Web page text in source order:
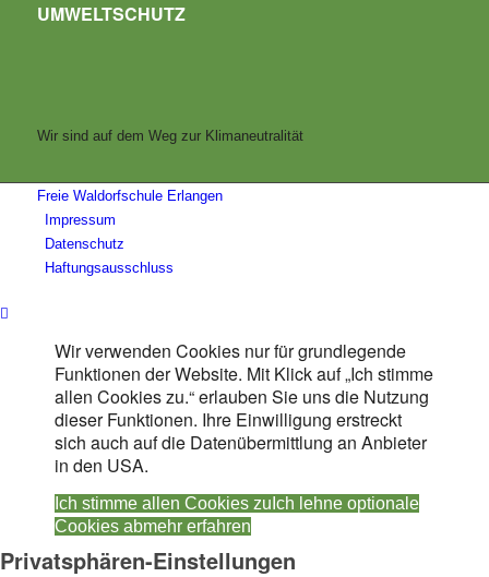
UMWELTSCHUTZ
Wir sind auf dem Weg zur Klimaneutralität
Freie Waldorfschule Erlangen
Impressum
Datenschutz
Haftungsausschluss
Wir verwenden Cookies nur für grundlegende
Funktionen der Website. Mit Klick auf „Ich stimme
allen Cookies zu.“ erlauben Sie uns die Nutzung
dieser Funktionen. Ihre Einwilligung erstreckt
sich auch auf die Datenübermittlung an Anbieter
in den USA.
Ich stimme allen Cookies zu Ich lehne optionale
Cookies abmehr erfahren
Privatsphären-Einstellungen